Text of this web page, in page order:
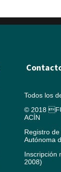
Todos los
© 2018
ACÍN
Registro
Autónoma
Inscripción
2008)